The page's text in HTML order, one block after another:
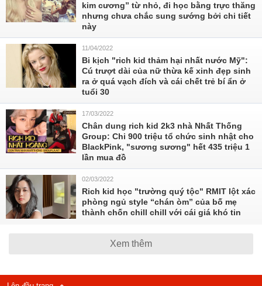
kim cương” từ nhỏ, đi học bằng trực thăng
nhưng chưa chắc sung sướng bởi chi tiết
này
11/04/2022
Bi kịch "rich kid thảm hại nhất nước Mỹ":
Cú trượt dài của nữ thừa kế xinh đẹp sinh
ra ở quá vạch đích và cái chết trẻ bí ẩn ở
tuổi 30
17/03/2022
Chân dung rich kid 2k3 nhà Nhất Thống
Group: Chi 900 triệu tổ chức sinh nhật cho
BlackPink, "sương sương" hết 435 triệu 1
lần mua đồ
02/03/2022
Rich kid học "trường quý tộc" RMIT lột xác
phòng ngủ style “chán òm” của bố mẹ
thành chốn chill chill với cái giá khó tin
Xem thêm